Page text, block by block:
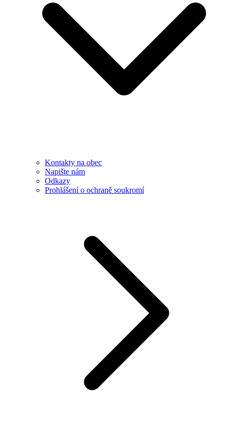
Kontakty na obec
Napište nám
Odkazy
Prohlášení o ochraně soukromí